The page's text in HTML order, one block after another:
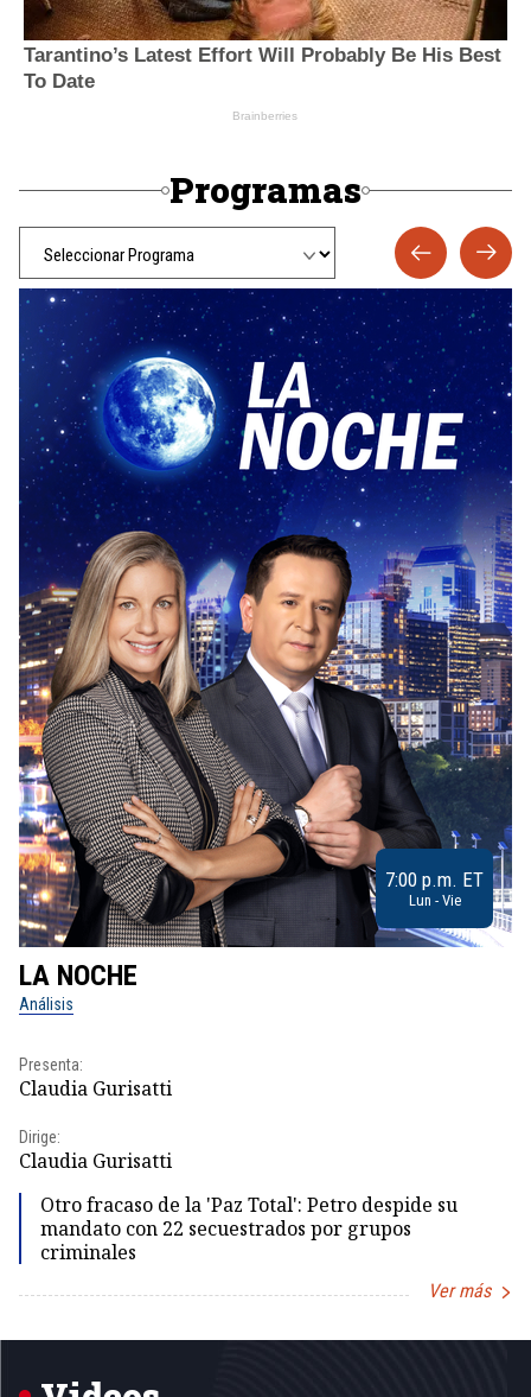
Programas
7:00 p.m. ET
Lun - Vie
LA NOCHE
Análisis
Presenta:
Claudia Gurisatti
Dirige:
Claudia Gurisatti
Otro fracaso de la 'Paz Total': Petro despide su
mandato con 22 secuestrados por grupos
criminales
Ver más
1